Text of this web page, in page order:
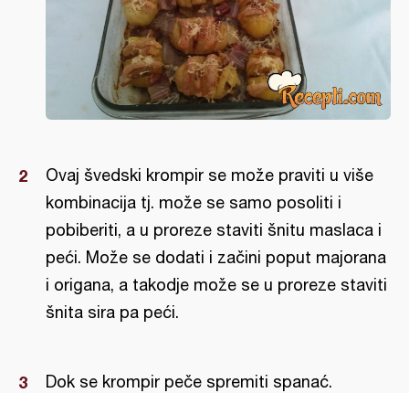
Ovaj švedski krompir se može praviti u više
kombinacija tj. može se samo posoliti i
pobiberiti, a u proreze staviti šnitu maslaca i
peći. Može se dodati i začini poput majorana
i origana, a takodje može se u proreze staviti
šnita sira pa peći.
Dok se krompir peče spremiti spanać.